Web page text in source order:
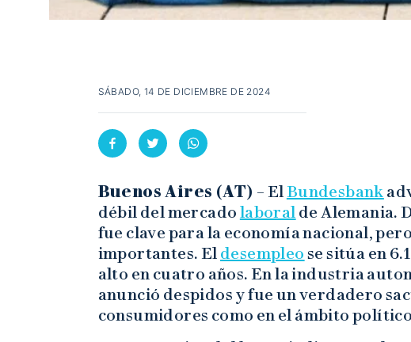
SÁBADO, 14 DE DICIEMBRE DE 2024
Buenos Aires (AT) – ElBundesbank
débil del mercado laboral de Alemania.
fue clave para la economía nacional,
importantes. El desempleo se sitúa en
alto en cuatro años. En la industria
anunció despidos y fue un verdadero
consumidores como en el ámbito